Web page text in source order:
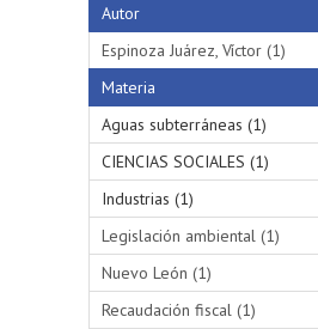
Autor
Espinoza Juárez, Víctor (1)
Materia
Aguas subterráneas (1)
CIENCIAS SOCIALES (1)
Industrias (1)
Legislación ambiental (1)
Nuevo León (1)
Recaudación fiscal (1)